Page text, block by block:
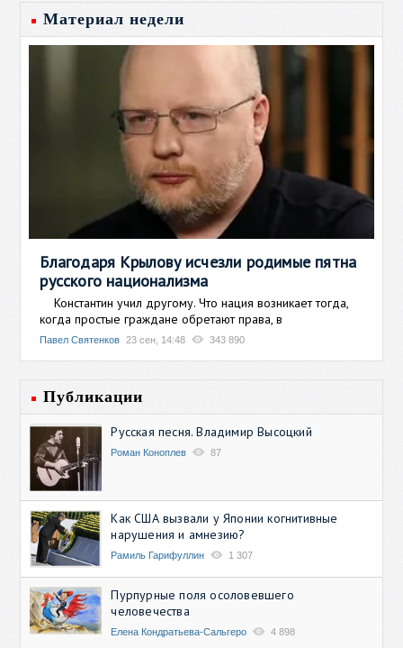
Материал недели
Благодаря Крылову исчезли родимые пятна
русского национализма
Константин учил другому. Что нация возникает тогда,
когда простые граждане обретают права, в
Павел Святенков 23 сен, 14:48 343 890
Публикации
Русская песня. Владимир Высоцкий
Роман Коноплев 87
Как США вызвали у Японии когнитивные
нарушения и амнезию?
Рамиль Гарифуллин 1 307
Пурпурные поля осоловевшего
человечества
Елена Кондратьева-Сальгеро 4 898